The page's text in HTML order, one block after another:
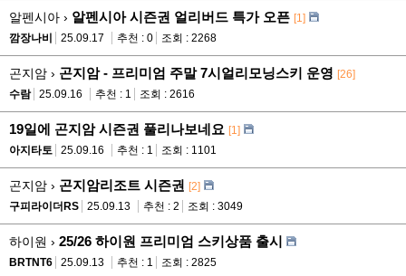
알펜시아 › 알펜시아 시즌권 얼리버드 특가 오픈 [1]
깜장나비
25.09.17 추천 : 0 조회 : 2268
곤지암 › 곤지암 - 프리미엄 주말 7시얼리모닝스키 운영 [26]
수람
25.09.16 추천 : 1 조회 : 2616
19일에 곤지암 시즌권 풀리나보네요 [1]
아지타토
25.09.16 추천 : 1 조회 : 1101
곤지암 › 곤지암리조트 시즌권 [2]
구피라이더RS
25.09.13 추천 : 2 조회 : 3049
하이원 › 25/26 하이원 프리미엄 스키상품 출시
BRTNT6 25.09.13 추천 : 1 조회 : 2825